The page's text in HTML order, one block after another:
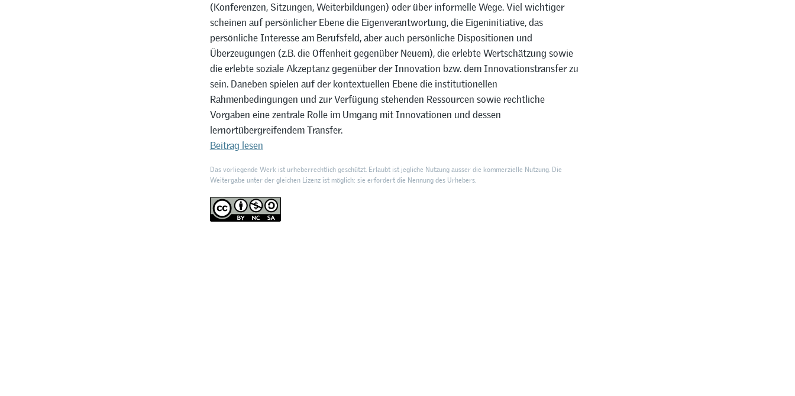
(Konferenzen, Sitzungen, Weiterbildungen) oder über informelle Wege. Viel wichtiger
scheinen auf persönlicher Ebene die Eigenverantwortung, die Eigeninitiative, das
persönliche Interesse am Berufsfeld, aber auch persönliche Dispositionen und
Überzeugungen (z.B. die Offenheit gegenüber Neuem), die erlebte Wertschätzung sowie
die erlebte soziale Akzeptanz gegenüber der Innovation bzw. dem Innovationstransfer zu
sein. Daneben spielen auf der kontextuellen Ebene die institutionellen
Rahmenbedingungen und zur Verfügung stehenden Ressourcen sowie rechtliche
Vorgaben eine zentrale Rolle im Umgang mit Innovationen und dessen
lernortübergreifendem Transfer.
Beitrag lesen
Das vorliegende Werk ist urheberrechtlich geschützt. Erlaubt ist jegliche Nutzung ausser die kommerzielle Nutzung. Die
Weitergabe unter der gleichen Lizenz ist möglich; sie erfordert die Nennung des Urhebers.